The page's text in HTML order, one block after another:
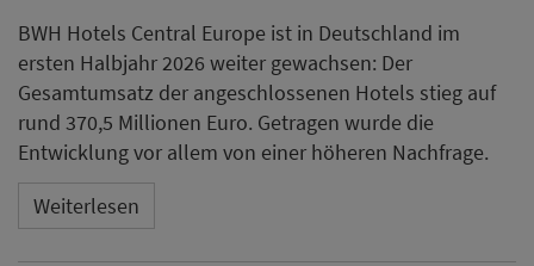
BWH Hotels Central Europe ist in Deutschland im
ersten Halbjahr 2026 weiter gewachsen: Der
Gesamtumsatz der angeschlossenen Hotels stieg auf
rund 370,5 Millionen Euro. Getragen wurde die
Entwicklung vor allem von einer höheren Nachfrage.
Weiterlesen